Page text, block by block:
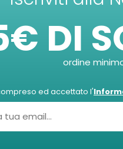
DIordine
ed accettato l'